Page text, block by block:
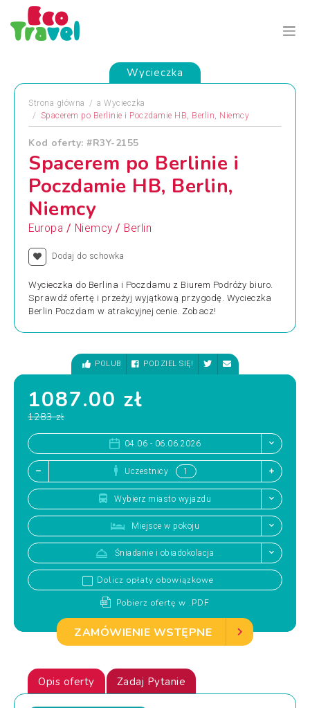
Wycieczka
Strona główna a Wycieczka
Spacerem po Berlinie i Poczdamie HB, Berlin, Niemcy
Kod oferty: #R3Y-2155
Spacerem po Berlinie i
Poczdamie HB, Berlin,
Niemcy
Europa / Niemcy / Berlin
Dodaj do schowka
Wycieczka do Berlina i Poczdamu z Biurem Podróży biuro.
Sprawdź ofertę i przeżyj wyjątkową przygodę. Wycieczka
Berlin Poczdam w atrakcyjnej cenie. Zobacz!
POLUB PODZIEL SIĘ!
1087.00 zł
1283 zł
04.06 - 06.06.2026
Uczestnicy
Wybierz miasto wyjazdu
Miejsce w pokoju
Śniadanie i obiadokolacja
Dolicz opłaty obowiązkowe
Pobierz ofertę w .PDF
ZAMÓWIENIE WSTĘPNE
Opis oferty Zadaj Pytanie